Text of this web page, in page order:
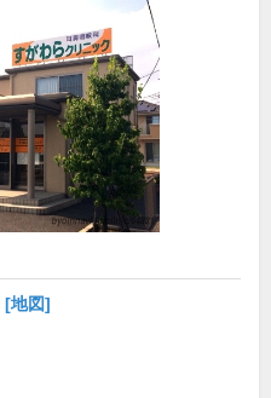
[地図]